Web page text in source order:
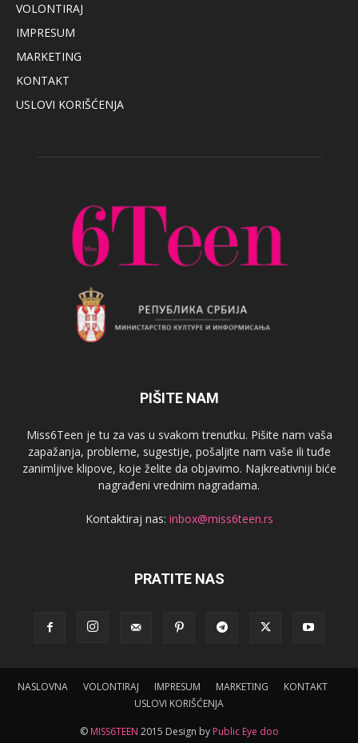
VOLONTIRAJ
IMPRESUM
MARKETING
KONTAKT
USLOVI KORIŠĆENJA
PIŠITE NAM
Miss6Teen je tu za vas u svakom trenutku. Pišite nam vaša
zapažanja, probleme, sugestije, pošaljite nam vaše ili tuđe
zanimljive klipove, koje želite da objavimo. Najkreativniji biće
nagrađeni vrednim nagradama.
Kontaktiraj nas: inbox@miss6teen.rs
PRATITE NAS
NASLOVNA VOLONTIRAJ IMPRESUM MARKETING
KONTAKT
USLOVI KORIŠĆENJA
© MISS6TEEN 2015 Design by Public Eye doo